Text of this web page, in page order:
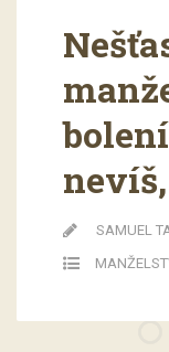
SAMUEL